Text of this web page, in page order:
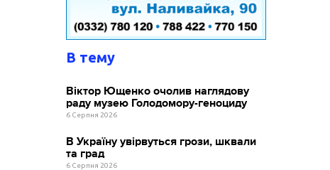
В тему
Віктор Ющенко очолив наглядову
раду музею Голодомору-геноциду
6 Серпня 2026
В Україну увірвуться грози, шквали
та град
6 Серпня 2026